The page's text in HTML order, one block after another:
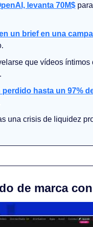
levanta 70M$
un brief en una
que vídeos íntimos
hasta un 97%
una crisis de liquidez
de marca